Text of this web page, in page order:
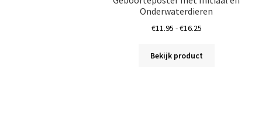
Onderwaterdieren
€11.95 -€16.25Prijsklasse:
tot
Bekijk product